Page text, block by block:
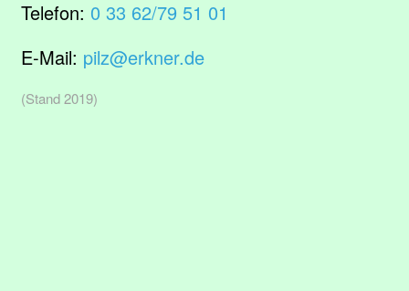
Telefon: 0 33 62/79 51 01
E-Mail: pilz@erkner.de
(Stand 2019)